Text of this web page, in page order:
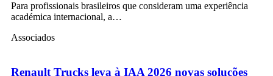
Para profissionais brasileiros que consideram uma experiência
académica internacional, a…
Associados
Renault Trucks leva à IAA 2026 novas soluções